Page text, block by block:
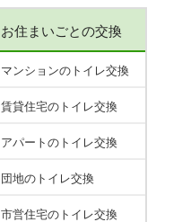
お住まいごとの交換
マンションのトイレ交換
賃貸住宅のトイレ交換
アパートのトイレ交換
団地のトイレ交換
市営住宅のトイレ交換